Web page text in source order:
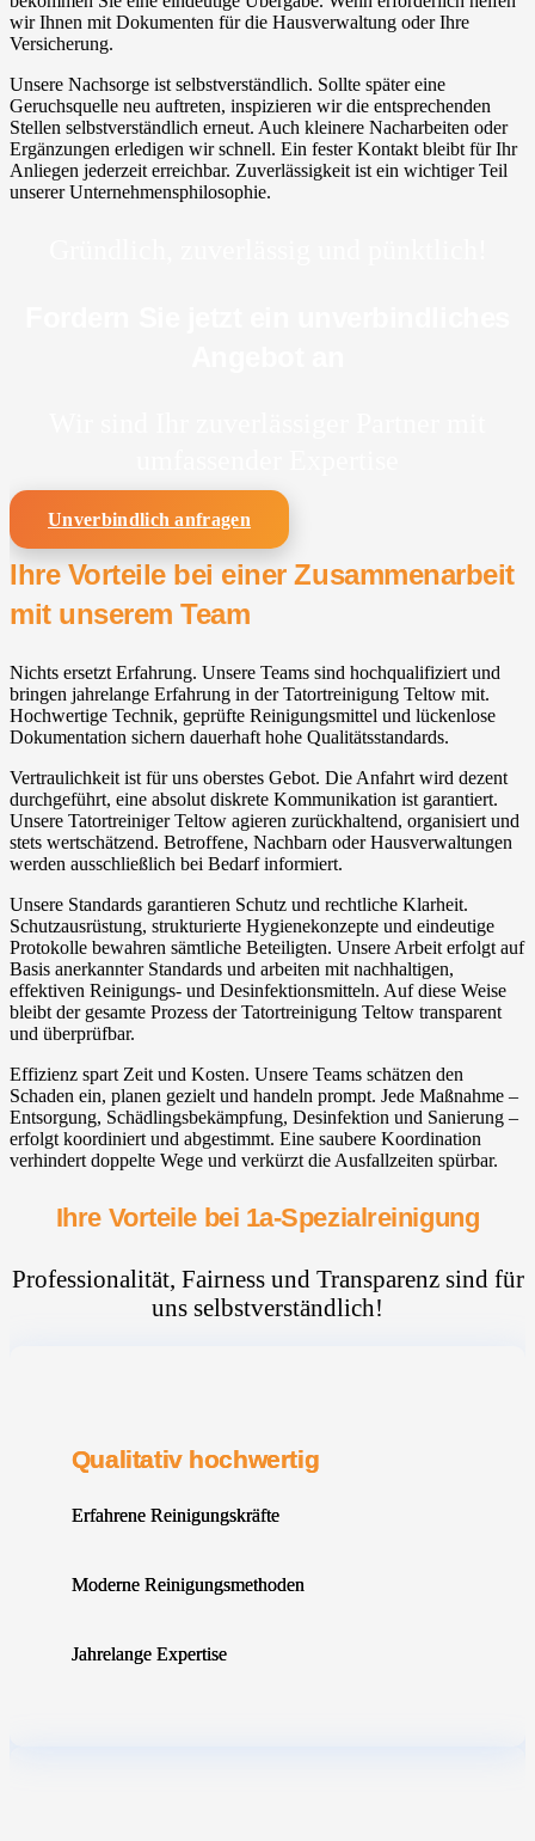
wir Ihnen mit Dokumenten für die Hausverwaltung oder Ihre
Versicherung.
Unsere Nachsorge ist selbstverständlich. Sollte später eine
Geruchsquelle neu auftreten, inspizieren wir die entsprechenden
Stellen selbstverständlich erneut. Auch kleinere Nacharbeiten oder
Ergänzungen erledigen wir schnell. Ein fester Kontakt bleibt für Ihr
Anliegen jederzeit erreichbar. Zuverlässigkeit ist ein wichtiger Teil
unserer Unternehmensphilosophie.
Unverbindlich anfragen
Ihre Vorteile bei einer Zusammenarbeit
mit unserem Team
Nichts ersetzt Erfahrung. Unsere Teams sind hochqualifiziert und
bringen jahrelange Erfahrung in der Tatortreinigung Teltow mit.
Hochwertige Technik, geprüfte Reinigungsmittel und lückenlose
Dokumentation sichern dauerhaft hohe Qualitätsstandards.
Vertraulichkeit ist für uns oberstes Gebot. Die Anfahrt wird dezent
durchgeführt, eine absolut diskrete Kommunikation ist garantiert.
Unsere Tatortreiniger Teltow agieren zurückhaltend, organisiert und
stets wertschätzend. Betroffene, Nachbarn oder Hausverwaltungen
werden ausschließlich bei Bedarf informiert.
Unsere Standards garantieren Schutz und rechtliche Klarheit.
Schutzausrüstung, strukturierte Hygienekonzepte und eindeutige
Protokolle bewahren sämtliche Beteiligten. Unsere Arbeit erfolgt auf
Basis anerkannter Standards und arbeiten mit nachhaltigen,
effektiven Reinigungs- und Desinfektionsmitteln. Auf diese Weise
bleibt der gesamte Prozess der Tatortreinigung Teltow transparent
und überprüfbar.
Effizienz spart Zeit und Kosten. Unsere Teams schätzen den
Schaden ein, planen gezielt und handeln prompt. Jede Maßnahme –
Entsorgung, Schädlingsbekämpfung, Desinfektion und Sanierung –
erfolgt koordiniert und abgestimmt. Eine saubere Koordination
verhindert doppelte Wege und verkürzt die Ausfallzeiten spürbar.
Ihre Vorteile bei 1a-Spezialreinigung
Professionalität, Fairness und Transparenz sind für
uns selbstverständlich!
Qualitativ hochwertig
Erfahrene Reinigungskräfte
Moderne Reinigungsmethoden
Jahrelange Expertise